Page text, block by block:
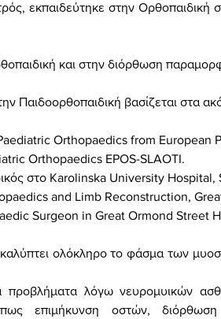
εκπαιδεύτηκε στην Ορθοπαιδική
και στην διόρθωση
Παιδοορθοπαιδική βασίζεται στα
Orthopaedics from European
Orthopaedics EPOS-SLAOTI.
στοKarolinska University Hospital,
and Limb Reconstruction,
Surgeon in Great Ormond Street
ολόκληρο το φάσμα των
προβλήματα λόγω νευρομυικών
επιμήκυνση οστών,